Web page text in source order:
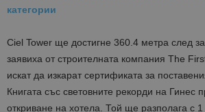
категории
Ciel Tower ще достигне 360.4 метра след
заявиха от строителната компания The
искат да изкарат сертификата за
Книгата със световните рекорди на Гинес
откриване на хотела. Той ще разполага с 1